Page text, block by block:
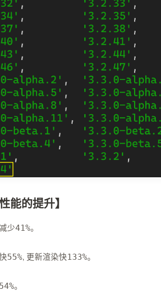
能的提升】
少41%。
55%, 更新渲染快133%。
54%。